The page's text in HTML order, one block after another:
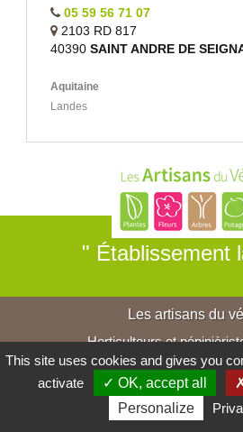
05 59 56 71 07
2103 RD 817
40390 SAINT ANDRE DE
Aquitaine
Landes
" Établissement
Les artisans du
Horticulteurs et
This site uses cookies and gives you
activate
✓ OK, accept all
Personalize